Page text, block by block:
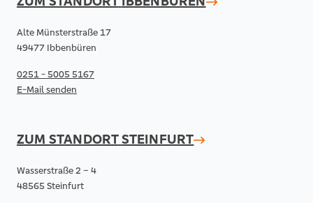
Alte Münsterstraße 17
49477 Ibbenbüren
0251 - 5005 5167
E-Mail senden
ZUM STANDORTSTEINFURT
Wasserstraße 2 – 4
48565 Steinfurt